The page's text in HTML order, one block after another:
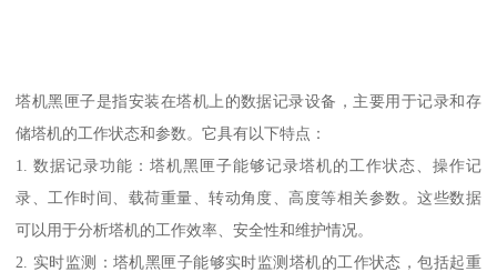
塔机黑匣子是指安装在塔机上的数据记录设备，主要用于记录和存
储塔机的工作状态和参数。它具有以下特点：
1. 数据记录功能：塔机黑匣子能够记录塔机的工作状态、操作记
录、工作时间、载荷重量、转动角度、高度等相关参数。这些数据
可以用于分析塔机的工作效率、安全性和维护情况。
2. 实时监测：塔机黑匣子能够实时监测塔机的工作状态，包括起重